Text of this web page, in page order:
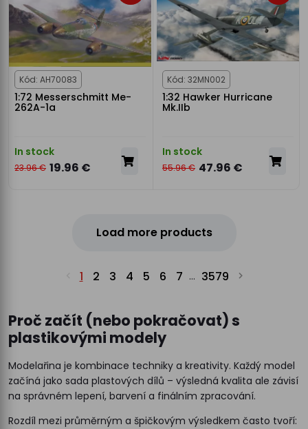
Kód: AH70083
1:72 Messerschmitt Me-
262A-1a
In stock
23.96 € 19.96 €
Kód: 32MN002
1:32 Hawker Hurricane
Mk.IIb
In stock
55.96 € 47.96 €
Load more products
1 2 3 4 5 6 7 ... 3579
Proč začít (nebo pokračovat) s
plastikovými modely
Modelařina je kombinace techniky a kreativity. Každý model
začíná jako sada plastových dílů – výsledná kvalita ale závisí
na správném lepení, barvení a finálním zpracování.
Rozdíl mezi průměrným a špičkovým výsledkem často tvoří: